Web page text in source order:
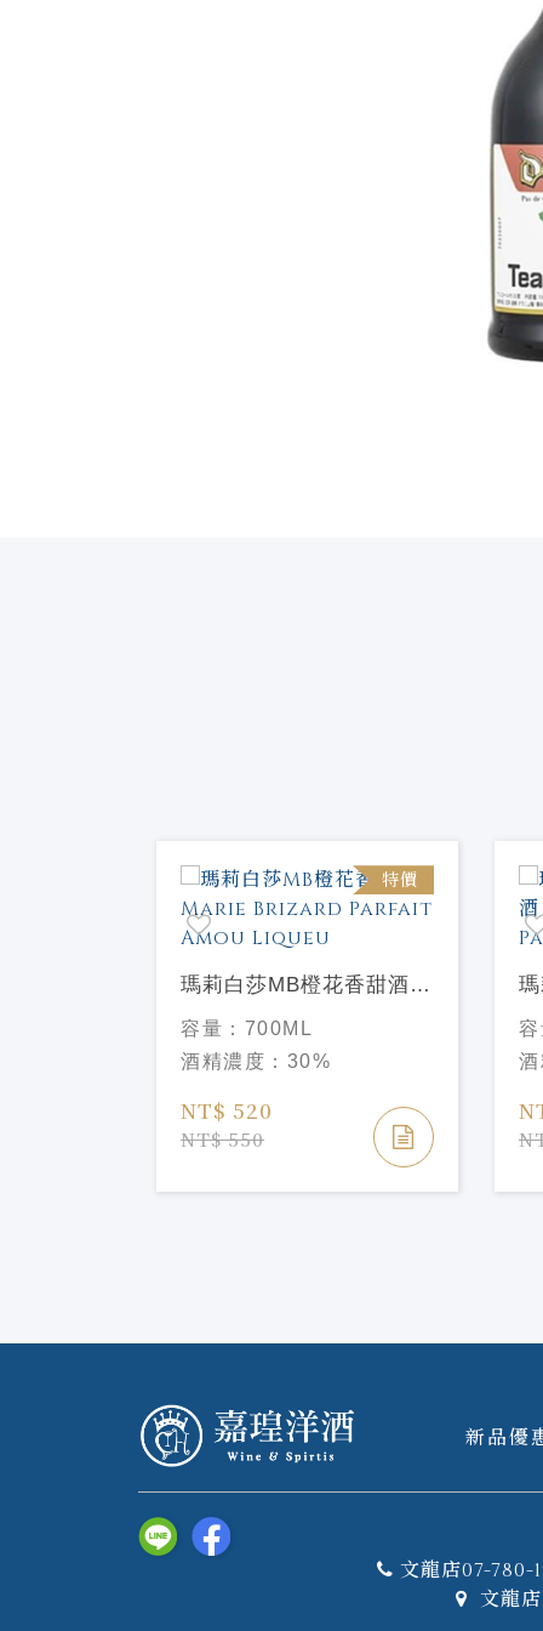
特價
瑪莉白莎MB橙花香甜酒
Marie Brizard Parfait
Amou Liqueu
容量： 700ML
酒精濃度： 30%
NT$ 520
NT$ 550
新品優
文龍店07-780-
文龍